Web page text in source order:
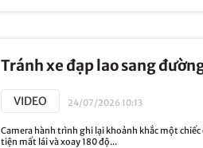
Tránh xe đạp lao sang
VIDEO 24/07/2026 10:13
Camera hành trình ghi lại khoảnh khắc một
tiện mất lái và xoay 180 độ...